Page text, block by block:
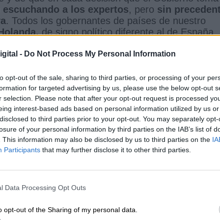
- Do Not Process My Personal Information
opt-out of the sale, sharing to third parties, or processing of your
for targeted advertising by us, please use the below opt-out
selection. Please note that after your opt-out request is processed
interest-based ads based on personal information utilized by us
to third parties prior to your opt-out. You may separately
of your personal information by third parties on the IAB’s list of
This information may also be disclosed by us to third parties on the
Participants that may further disclose it to other third parties.
Data Processing Opt Outs
opt-out of the Sharing of my personal data.
escuchando a los expertos, pero sin
. Todos los gobernantes de países de nuestro
de signo político diferente al de España,
acertadas en cada momento.
pero es un ejemplo de lo difícil que resultar
, de aportar, de colaborar, no de poner
Con la que está cayendo, hay partidos
el enfrentamiento. Todos, votáramos lo que
ventanas cada tarde. Laciudadanía ha
y lo ha hecho de manera conjunta y
de las ocho.¿Por qué ahora de repente se
de mi aplauso?Pues por lo de siempre: porque
sido siempre del
me la invento”y llenan las redes de bulos que
Pero se olvida el señor Abascal de que
de años
y de que la práctica de la imposición de